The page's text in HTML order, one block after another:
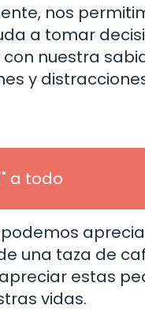
nos
a tomar
nuestra
y
a todo
una taza de
estas
vidas.